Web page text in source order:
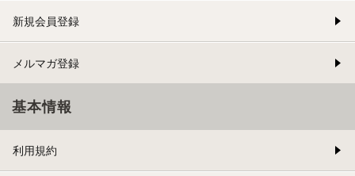
新規会員登録
メルマガ登録
基本情報
利用規約